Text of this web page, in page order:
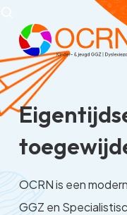
OCRN is een
GGZ en